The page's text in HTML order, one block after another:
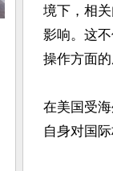
境下，相
影响。这
操作方面
在美国受
自身对国